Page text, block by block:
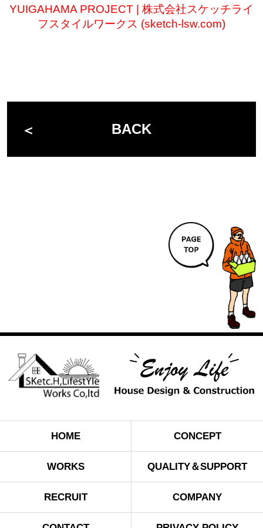
YUIGAHAMA PROJECT | 株式会社スケッチライ
フスタイルワークス (sketch-lsw.com)
BACK
HOME CONCEPT
WORKS QUALITY＆SUPPORT
RECRUIT COMPANY